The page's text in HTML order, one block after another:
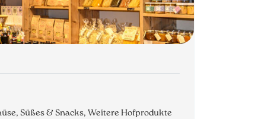
Süßes & Snacks, Weitere Hofprodukte